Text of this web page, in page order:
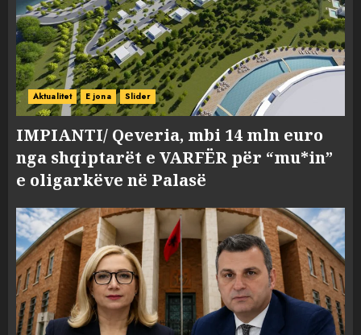
Aktualitet E jona Slider
IMPIANTI/ Qeveria, mbi 14 mln euro
nga shqiptarët e VARFËR për “mu*in”
e oligarkëve në Palasë